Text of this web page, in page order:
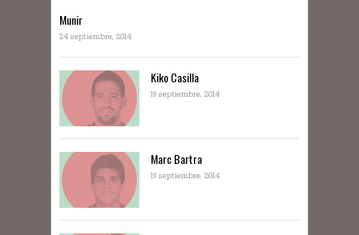
Munir
24 septiembre, 2014
Kiko Casilla
19 septiembre, 2014
Marc Bartra
19 septiembre, 2014